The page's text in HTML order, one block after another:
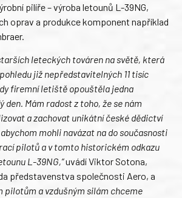
pilíře – výroba letounů L-39NG,
oprav a produkce komponent například
leteckých továren na světě, která
již nepředstavitelných 11 tisíc
firemní letiště opouštěla jedna
Mám radost z toho, že se nám
a zachovat unikátní české dědictví
mohli navázat na do současnosti
pilotů a v tomto historickém odkazu
L-39NG,“uvádí Viktor Sotona,
představenstva společnosti Aero, a
pilotům a vzdušným silám chceme